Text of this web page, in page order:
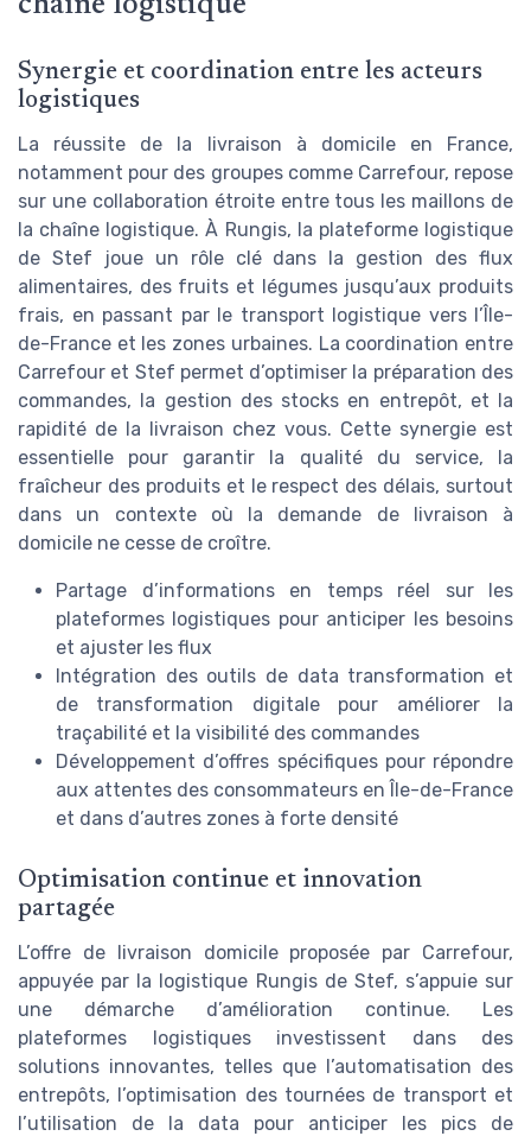
chaîne logistique
Synergie et coordination entre les acteurs
logistiques
La réussite de la livraison à domicile en France,
notamment pour des groupes comme Carrefour, repose
sur une collaboration étroite entre tous les maillons de
la chaîne logistique. À Rungis, la plateforme logistique
de Stef joue un rôle clé dans la gestion des flux
alimentaires, des fruits et légumes jusqu’aux produits
frais, en passant par le transport logistique vers l’Île-
de-France et les zones urbaines. La coordination entre
Carrefour et Stef permet d’optimiser la préparation des
commandes, la gestion des stocks en entrepôt, et la
rapidité de la livraison chez vous. Cette synergie est
essentielle pour garantir la qualité du service, la
fraîcheur des produits et le respect des délais, surtout
dans un contexte où la demande de livraison à
domicile ne cesse de croître.
Partage d’informations en temps réel sur les
plateformes logistiques pour anticiper les besoins
et ajuster les flux
Intégration des outils de data transformation et
de transformation digitale pour améliorer la
traçabilité et la visibilité des commandes
Développement d’offres spécifiques pour répondre
aux attentes des consommateurs en Île-de-France
et dans d’autres zones à forte densité
Optimisation continue et innovation
partagée
L’offre de livraison domicile proposée par Carrefour,
appuyée par la logistique Rungis de Stef, s’appuie sur
une démarche d’amélioration continue. Les
plateformes logistiques investissent dans des
solutions innovantes, telles que l’automatisation des
entrepôts, l’optimisation des tournées de transport et
l’utilisation de la data pour anticiper les pics de